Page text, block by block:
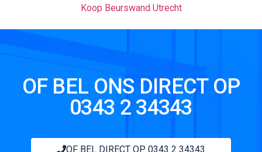
Koop Beurswand Utrecht
OF BEL ONS DIRECT OP
0343 2 34343
OF BEL DIRECT OP 0343 2 34343